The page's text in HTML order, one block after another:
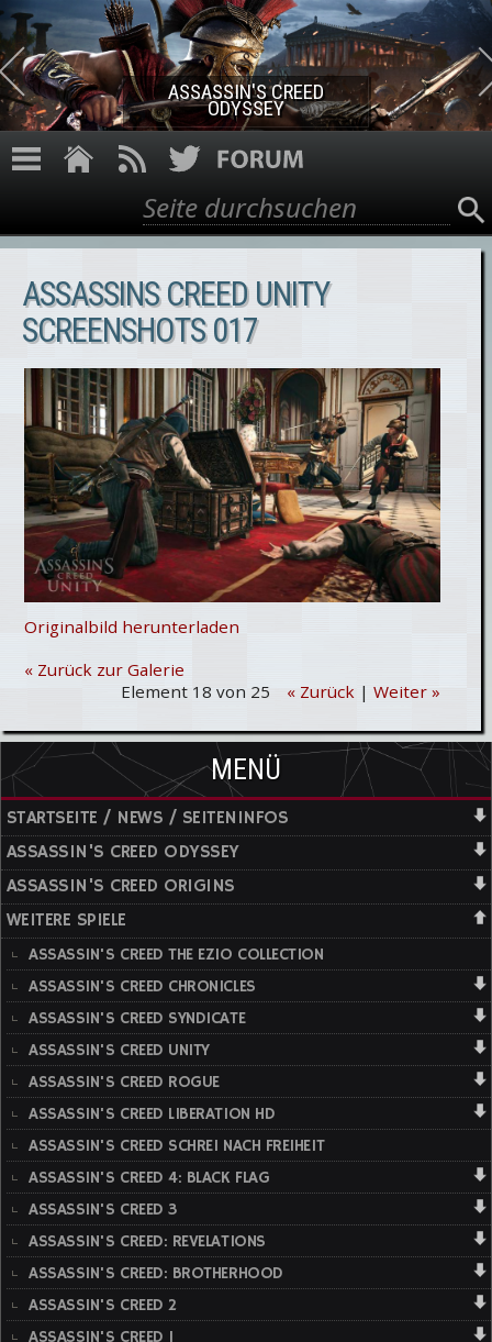
Direkt zum Inhalt
ASSASSIN'S CREED ROGUE
REMASTERED
Suchformular
Suche
ASSASSINS CREED UNITY
SCREENSHOTS 017
Originalbild herunterladen
« Zurück zur Galerie
Element 18 von 25
« Zurück| Weiter »
MENÜ
STARTSEITE / NEWS / SEITENINFOS
ASSASSIN'S CREED ODYSSEY
ASSASSIN'S CREED ORIGINS
WEITERE SPIELE
ASSASSIN'S CREED THE EZIO COLLECTION
ASSASSIN'S CREED CHRONICLES
ASSASSIN'S CREED SYNDICATE
ASSASSIN'S CREED UNITY
ASSASSIN'S CREED ROGUE
ASSASSIN'S CREED LIBERATION HD
ASSASSIN'S CREED SCHREI NACH FREIHEIT
ASSASSIN'S CREED 4: BLACK FLAG
ASSASSIN'S CREED 3
ASSASSIN'S CREED: REVELATIONS
ASSASSIN'S CREED: BROTHERHOOD
ASSASSIN'S CREED 2
ASSASSIN'S CREED 1